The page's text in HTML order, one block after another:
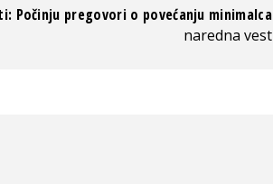
Počinju pregovori o povećanju minimalca
naredna vest